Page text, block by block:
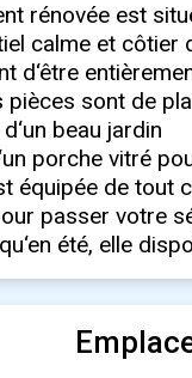
rénovée est
calme et côtier
d‘être
pièces sont de
beau jardin
porche vitré
équipée de tout
passer votre
été, elle
l‘air
lave-vaisselle, d‘un
WIFI, d‘un
et d‘une
les plus chauds de
Vous pouvez
voiture pouvant
pourrez
sur la terrasse du
montagnes
est toute
surface habitable
en 3
cuisine, salon et un
est